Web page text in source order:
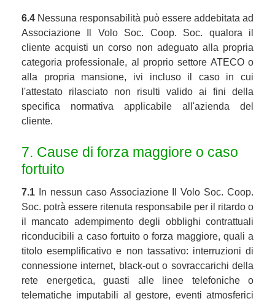
6.4 Nessuna responsabilità può essere addebitata ad
Associazione Il Volo Soc. Coop. Soc. qualora il
cliente acquisti un corso non adeguato alla propria
categoria professionale, al proprio settore ATECO o
alla propria mansione, ivi incluso il caso in cui
l'attestato rilasciato non risulti valido ai fini della
specifica normativa applicabile all'azienda del
cliente.
7. Cause di forza maggiore o caso
fortuito
7.1 In nessun caso Associazione Il Volo Soc. Coop.
Soc. potrà essere ritenuta responsabile per il ritardo o
il mancato adempimento degli obblighi contrattuali
riconducibili a caso fortuito o forza maggiore, quali a
titolo esemplificativo e non tassativo: interruzioni di
connessione internet, black-out o sovraccarichi della
rete energetica, guasti alle linee telefoniche o
telematiche imputabili al gestore, eventi atmosferici